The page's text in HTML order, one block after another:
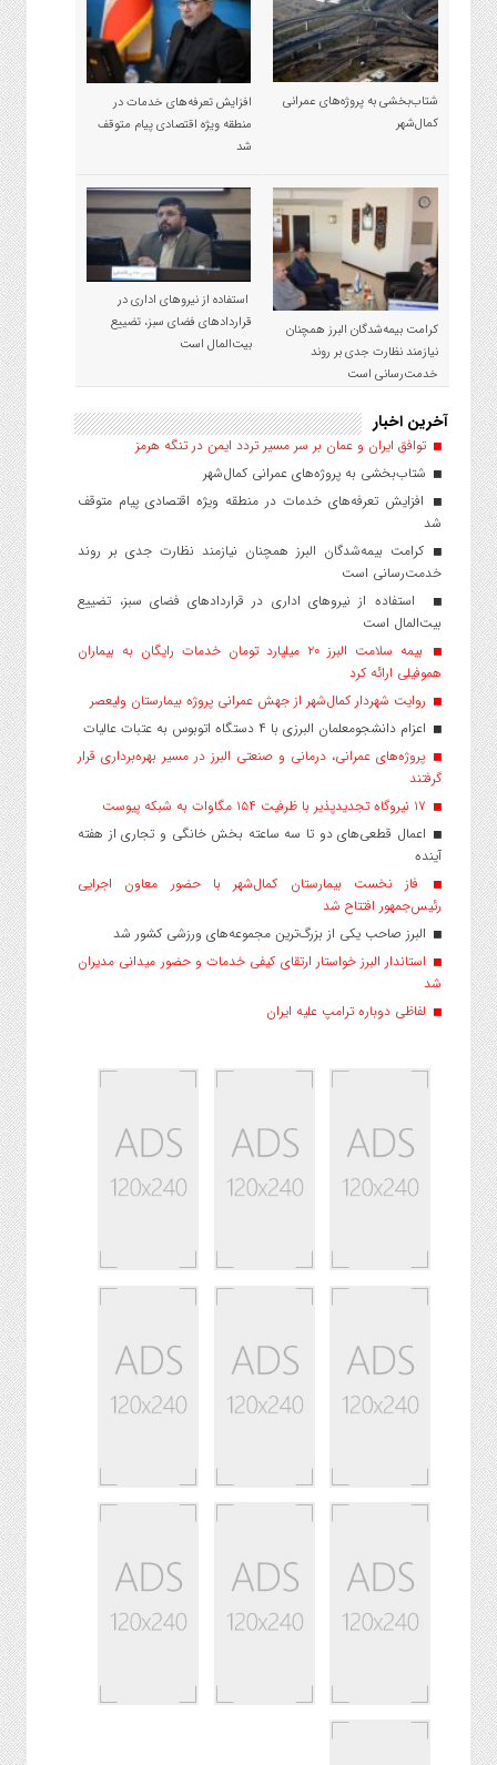
شتاب‌بخشی به پروژه‌های عمرانی
کمال‌شهر
افزایش تعرفه‌های خدمات در
منطقه ویژه اقتصادی پیام متوقف
شد
کرامت بیمه‌شدگان البرز همچنان
نیازمند نظارت جدی بر روند
خدمت‌رسانی است
استفاده از نیروهای اداری در
قراردادهای فضای سبز، تضییع
بیت‌المال است
آخرین اخبار
توافق ایران و عمان بر سر مسیر تردد ایمن در تنگه هرمز
شتاب‌بخشی به پروژه‌های عمرانی کمال‌شهر
افزایش تعرفه‌های خدمات در منطقه ویژه اقتصادی پیام متوقف
شد
کرامت بیمه‌شدگان البرز همچنان نیازمند نظارت جدی بر روند
خدمت‌رسانی است
استفاده از نیروهای اداری در قراردادهای فضای سبز، تضییع
بیت‌المال است
بیمه سلامت البرز ۲۰ میلیارد تومان خدمات رایگان به بیماران
هموفیلی ارائه کرد
روایت شهردار کمال‌شهر از جهش عمرانی پروژه بیمارستان ولیعصر
اعزام دانشجو‌معلمان البرزی با ۴ دستگاه اتوبوس به عتبات عالیات
پروژه‌های عمرانی، درمانی و صنعتی البرز در مسیر بهره‌برداری قرار
گرفتند
اعمال قطعی‌های دو تا سه ساعته بخش خانگی و تجاری از هفته
آینده
فاز نخست بیمارستان کمال‌شهر با حضور معاون اجرایی
رئیس‌جمهور افتتاح شد
البرز صاحب یکی از بزرگ‌ترین مجموعه‌های ورزشی کشور شد
استاندار البرز خواستار ارتقای کیفی خدمات و حضور میدانی مدیران
شد
لفاظی دوباره ترامپ علیه ایران